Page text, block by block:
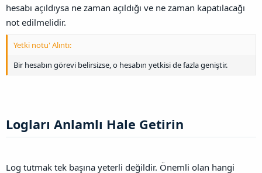
hesabı açıldıysa ne zaman açıldığı ve ne zaman kapatılacağı
not edilmelidir.
Yetki notu' Alıntı:
Bir hesabın görevi belirsizse, o hesabın yetkisi de fazla geniştir.
Logları Anlamlı Hale Getirin​
Log tutmak tek başına yeterli değildir. Önemli olan hangi